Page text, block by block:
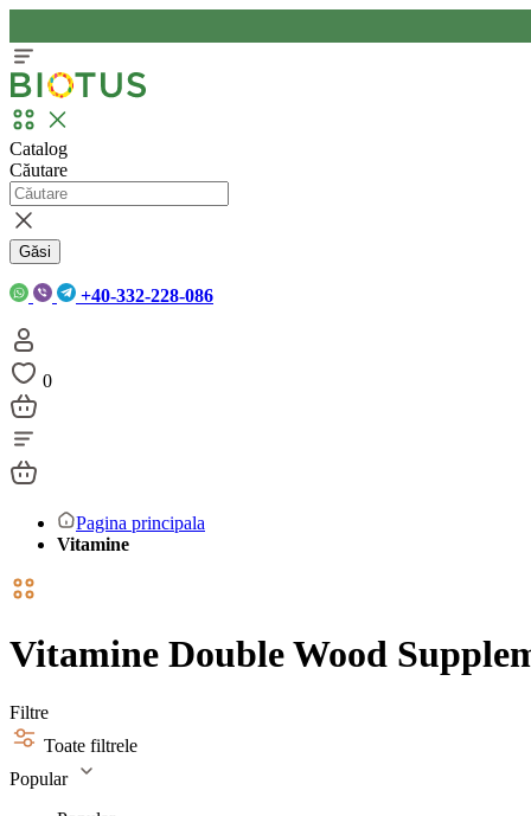
Catalog
Căutare
Găsi
+40-332-228-086
0
Pagina principala
Vitamine
Vitamine Double Wood
Filtre
Toate filtrele
Popular